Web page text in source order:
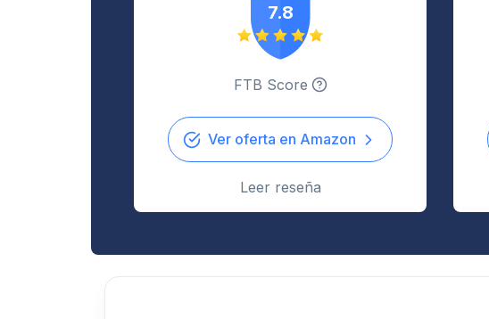
7.8
FTB Score
Ver oferta en Amazon
Leer reseña